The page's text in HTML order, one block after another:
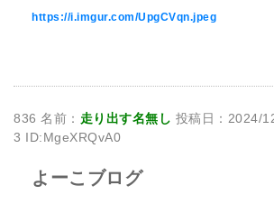
https://i.imgur.com/UpgCVqn.jpeg
836 名前： 走り出す名無し 投稿日：2024/
3 ID:MgeXRQvA0
よーこブログ